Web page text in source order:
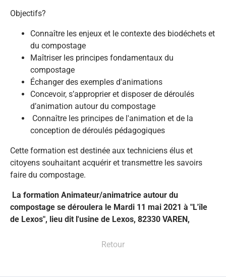
Objectifs?
Connaître les enjeux et le contexte des biodéchets et
du compostage
Maîtriser les principes fondamentaux du
compostage
Échanger des exemples d'animations
Concevoir, s’approprier et disposer de déroulés
d’animation autour du compostage
Connaître les principes de l'animation et de la
conception de déroulés pédagogiques
Cette formation est destinée aux techniciens élus et
citoyens souhaitant acquérir et transmettre les savoirs
faire du compostage.
La formation Animateur/animatrice autour du
compostage se déroulera le Mardi 11 mai 2021 à "L'île
de Lexos", lieu dit l'usine de Lexos, 82330 VAREN,
Retour